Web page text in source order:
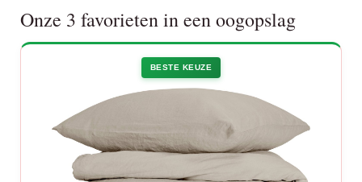
Onze 3 favorieten in een oogopslag
BESTE KEUZE